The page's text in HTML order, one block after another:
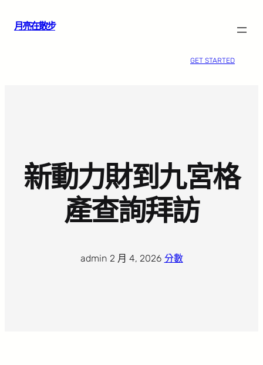
月亮在散步
GET STARTED
新動力財到九宮格
產查詢拜訪
admin· 2 月 4, 2026· 分數